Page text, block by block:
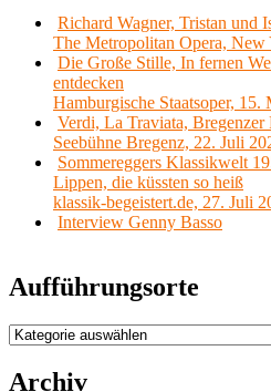
Richard Wagner, Tristan und
The Metropolitan Opera,
Die Große Stille, In fernen
entdecken
Hamburgische Staatsoper, 15.
Verdi, La Traviata, Bregenzer
Seebühne Bregenz, 22. Juli
Sommereggers Klassikwelt
Lippen, die küssten so heiß
klassik-begeistert.de, 27. Juli
Interview Genny Basso
Aufführungsorte
Aufführungsorte
Archiv